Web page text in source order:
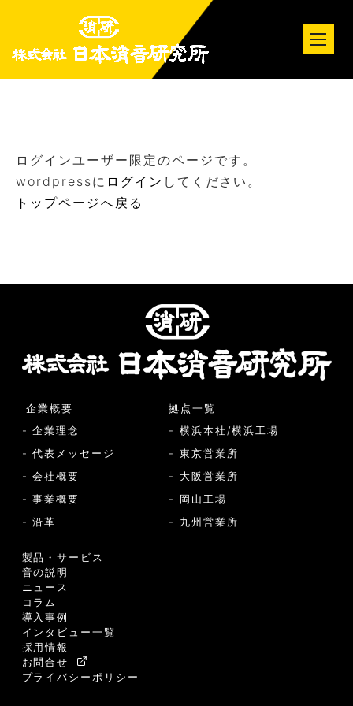
ログインユーザー限定のページです。
wordpressに ログイン してください。
トップページへ戻る
企業概要
- 企業理念
- 代表メッセージ
- 会社概要
- 事業概要
- 沿革
製品・サービス
音の説明
ニュース
コラム
導入事例
インタビュー一覧
採用情報
お問合せ
プライバシーポリシー
拠点一覧
- 横浜本社/横浜工場
- 東京営業所
- 大阪営業所
- 岡山工場
- 九州営業所